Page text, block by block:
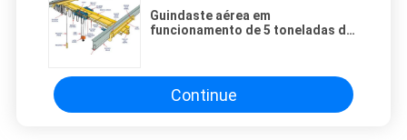
Guindaste aérea em
funcionamento de 5 toneladas de
A3-A4 para utilização eficiente em
oficina
Continue